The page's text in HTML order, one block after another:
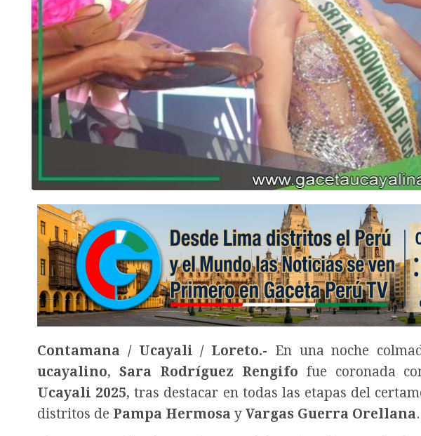
Contamana / Ucayali / Loreto.- En una noche
ucayalino, Sara Rodríguez Rengifo fue coronada
Ucayali 2025, tras destacar en todas las etapas del
distritos de Pampa Hermosa y Vargas Guerra Orellana.